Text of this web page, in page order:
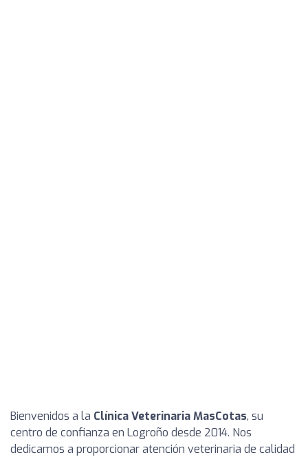
Bienvenidos a la Clínica Veterinaria MasCotas, su
centro de confianza en Logroño desde 2014. Nos
dedicamos a proporcionar atención veterinaria de calidad